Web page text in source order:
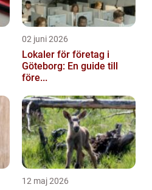
02 juni 2026
Lokaler för företag i
Göteborg: En guide till
före...
12 maj 2026